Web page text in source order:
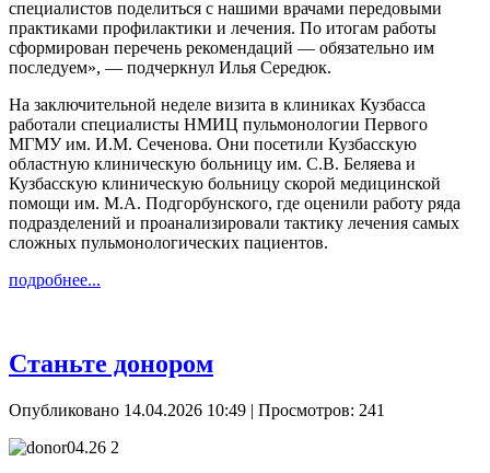
специалистов поделиться с нашими врачами передовыми
практиками профилактики и лечения. По итогам работы
сформирован перечень рекомендаций — обязательно им
последуем», — подчеркнул Илья Середюк.
На заключительной неделе визита в клиниках Кузбасса
работали специалисты НМИЦ пульмонологии Первого
МГМУ им. И.М. Сеченова. Они посетили Кузбасскую
областную клиническую больницу им. С.В. Беляева и
Кузбасскую клиническую больницу скорой медицинской
помощи им. М.А. Подгорбунского, где оценили работу ряда
подразделений и проанализировали тактику лечения самых
сложных пульмонологических пациентов.
подробнее...
Станьте донором
Опубликовано 14.04.2026 10:49 | Просмотров: 241